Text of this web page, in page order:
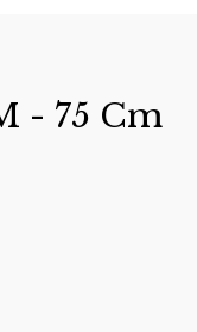
- 75 Cm